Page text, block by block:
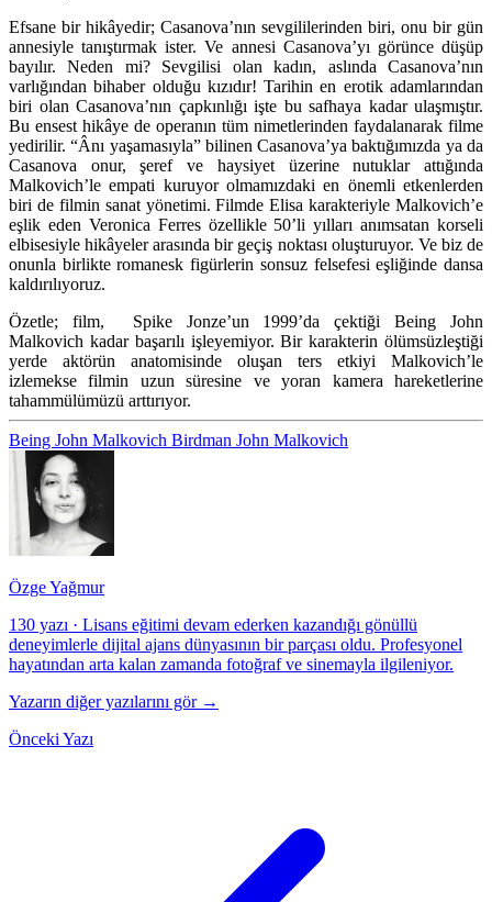
Efsane bir hikâyedir; Casanova’nın sevgililerinden biri, onu bir gün
annesiyle tanıştırmak ister. Ve annesi Casanova’yı görünce düşüp
bayılır. Neden mi? Sevgilisi olan kadın, aslında Casanova’nın
varlığından bihaber olduğu kızıdır! Tarihin en erotik adamlarından
biri olan Casanova’nın çapkınlığı işte bu safhaya kadar ulaşmıştır.
Bu ensest hikâye de operanın tüm nimetlerinden faydalanarak filme
yedirilir. “Ânı yaşamasıyla” bilinen Casanova’ya baktığımızda ya da
Casanova onur, şeref ve haysiyet üzerine nutuklar attığında
Malkovich’le empati kuruyor olmamızdaki en önemli etkenlerden
biri de filmin sanat yönetimi. Filmde Elisa karakteriyle Malkovich’e
eşlik eden Veronica Ferres özellikle 50’li yılları anımsatan korseli
elbisesiyle hikâyeler arasında bir geçiş noktası oluşturuyor. Ve biz de
onunla birlikte romanesk figürlerin sonsuz felsefesi eşliğinde dansa
kaldırılıyoruz.
Özetle; film, Spike Jonze’un 1999’da çektiği Being John
Malkovich kadar başarılı işleyemiyor. Bir karakterin ölümsüzleştiği
yerde aktörün anatomisinde oluşan ters etkiyi Malkovich’le
izlemekse filmin uzun süresine ve yoran kamera hareketlerine
tahammülümüzü arttırıyor.
Being John Malkovich Birdman John Malkovich
Özge Yağmur
130 yazı · Lisans eğitimi devam ederken kazandığı gönüllü
deneyimlerle dijital ajans dünyasının bir parçası oldu. Profesyonel
hayatından arta kalan zamanda fotoğraf ve sinemayla ilgileniyor.
Yazarın diğer yazılarını gör →
Önceki Yazı